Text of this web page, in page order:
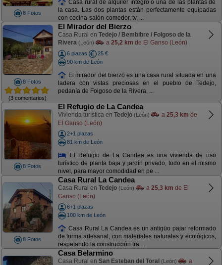
8 Fotos
Casa rural de alquiler íntegro o una de las plantas de
la casa. Las dos plantas están perfectamente equipadas
con cocina-salón-comedor, tv, ...
8 Fotos
(3 comentarios)
El Mirador del Bierzo
Casa Rural en Tedejo / Bembibre / Folgoso de la
Rivera (León) a 25,2 km de El Ganso (León)
6 plazas
25 €
90 km de León
El mirador del bierzo es una casa rural situada en una
ladera con vistas preciosas en el pueblo de Tedejo,
pedanía de Folgoso de la Rivera, ...
8 Fotos
El Refugio de La Candea
Vivienda turística en Tedejo (León) a 25,3 km de
El Ganso (León)
2+1 plazas
81 km de León
El Refugio de La Candea es una vivienda de uso
turístico de planta baja y jardín privado, todo en el mismo
nivel, para mayor comodidad en pe ...
8 Fotos
Casa Rural La Candea
Casa Rural en Tedejo (León) a 25,3 km de El
Ganso (León)
6+1 plazas
100 km de León
Casa Rural La Candea es un antigüo pajar reformado
de forma artesanal, con materiales naturales y ecológicos,
respetando la construcción tra ...
Casa Belarmino
Casa Rural en San Esteban del Toral (León)
a